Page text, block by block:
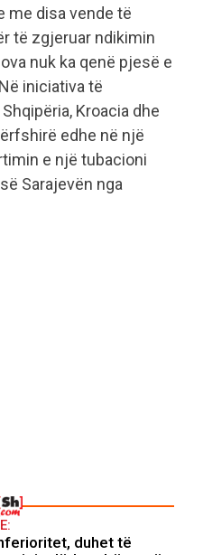
me disa vende të
të zgjeruar ndikimin
nuk ka qenë pjesë e
iniciativa të
Kroacia dhe
edhe në një
e një tubacioni
Sarajevën nga
duhet të